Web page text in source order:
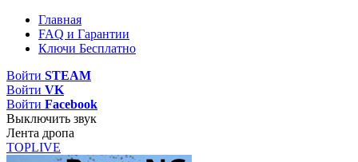
Главная
FAQ и Гарантии
Ключи Бесплатно
Войти STEAM
Войти VK
Войти Facebook
Выключить звук
Лента дропа
TOPLIVE